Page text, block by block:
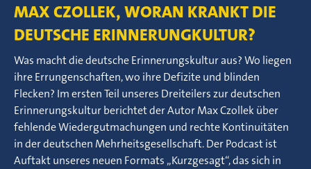
MAX CZOLLEK, WORAN KRANKT DIE
DEUTSCHE ERINNERUNGKULTUR?
Was macht die deutsche Erinnerungskultur aus? Wo liegen
ihre Errungenschaften, wo ihre Defizite und blinden
Flecken? Im ersten Teil unseres Dreiteilers zur deutschen
Erinnerungskultur berichtet der Autor Max Czollek über
fehlende Wiedergutmachungen und rechte Kontinuitäten
in der deutschen Mehrheitsgesellschaft. Der Podcast ist
Auftakt unseres neuen Formats „Kurzgesagt“, das sich in